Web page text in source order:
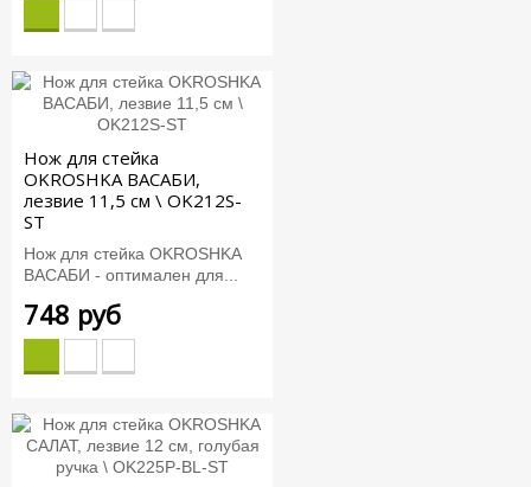
Нож для стейка
OKROSHKA ВАСАБИ,
лезвие 11,5 см \ OK212S-
ST
Нож для стейка OKROSHKA
ВАСАБИ - оптимален для...
748 руб